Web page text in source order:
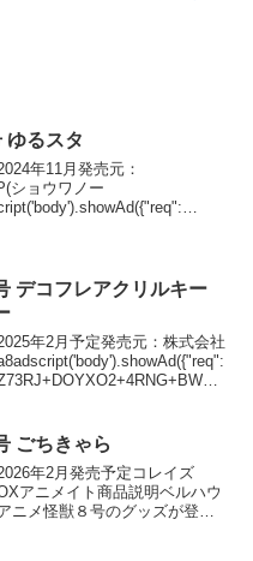
ゆるスタ
年11月発売元：
ショウワノー
デコフレアクリルキー
年2月予定発売元：株式会社
ごちきゃら
年2月発売予定コレイズ
アニメイト商品説明ベルハウ
ニメ怪獣８号のグッズが登場